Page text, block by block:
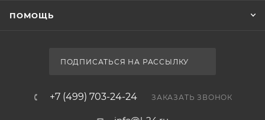
ПОМОЩЬ
ПОДПИСАТЬСЯ НА РАССЫЛКУ
+7 (499) 703-24-24 ЗАКАЗАТЬ ЗВОНОК